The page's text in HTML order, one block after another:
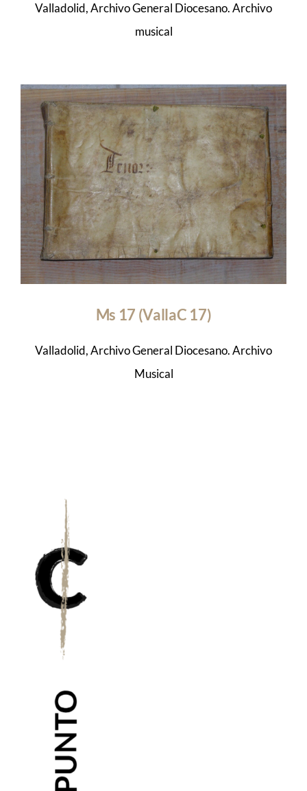
Valladolid, Archivo General Diocesano. Archivo
musical
Ms 17 (VallaC 17)
Valladolid, Archivo General Diocesano. Archivo
Musical